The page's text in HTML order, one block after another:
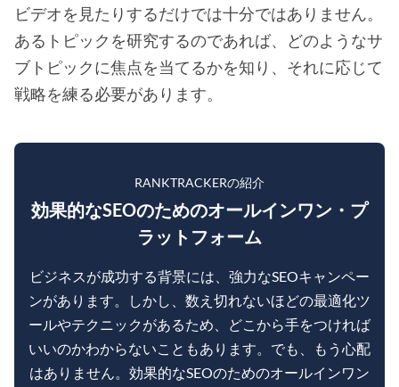
ビデオを見たりするだけでは十分ではありません。
あるトピックを研究するのであれば、どのようなサ
ブトピックに焦点を当てるかを知り、それに応じて
戦略を練る必要があります。
RANKTRACKERの紹介
効果的なSEOのためのオールインワン・プ
ラットフォーム
ビジネスが成功する背景には、強力なSEOキャンペー
ンがあります。しかし、数え切れないほどの最適化ツ
ールやテクニックがあるため、どこから手をつければ
いいのかわからないこともあります。でも、もう心配
はありません。効果的なSEOのためのオールインワン